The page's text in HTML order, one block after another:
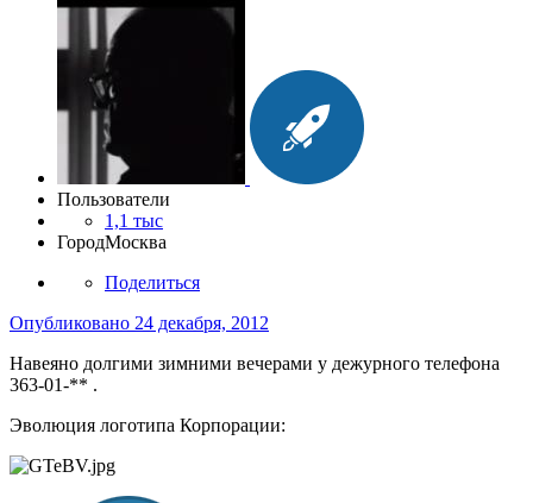
Пользователи
1,1 тыс
ГородМосква
Поделиться
Опубликовано 24 декабря, 2012
Навеяно долгими зимними вечерами у дежурного телефона
363-01-** .
Эволюция логотипа Корпорации: